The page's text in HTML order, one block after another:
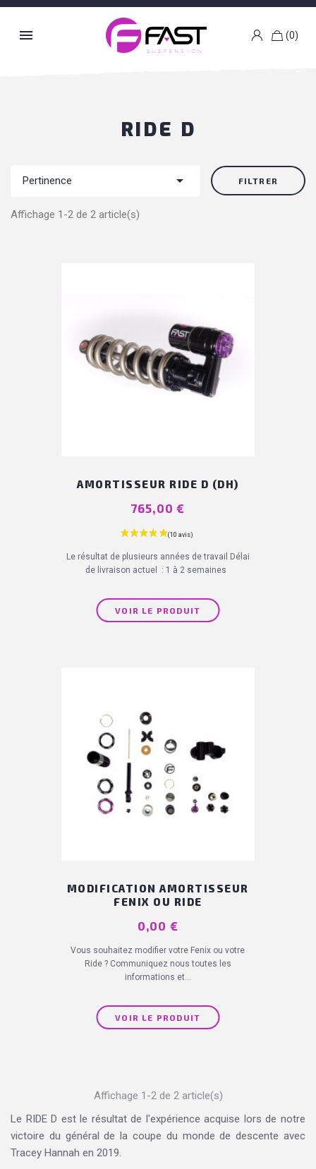
 g (0)
k
RIDE D
Pertinence  FILTRER
Affichage 1-2 de 2 article(s)
AMORTISSEUR RIDE D (DH)
Prix
765,00 €
Le résultat de plusieurs années de travail Délai
de livraison actuel : 1 à 2 semaines
VOIR LE PRODUIT
MODIFICATION AMORTISSEUR
FENIX OU RIDE
Prix
0,00 €
Vous souhaitez modifier votre Fenix ou votre
Ride ? Communiquez nous toutes les
informations et...
VOIR LE PRODUIT
Affichage 1-2 de 2 article(s)
Le RIDE D est le résultat de l'expérience acquise lors de notre
victoire du général de la coupe du monde de descente avec
Tracey Hannah en 2019.